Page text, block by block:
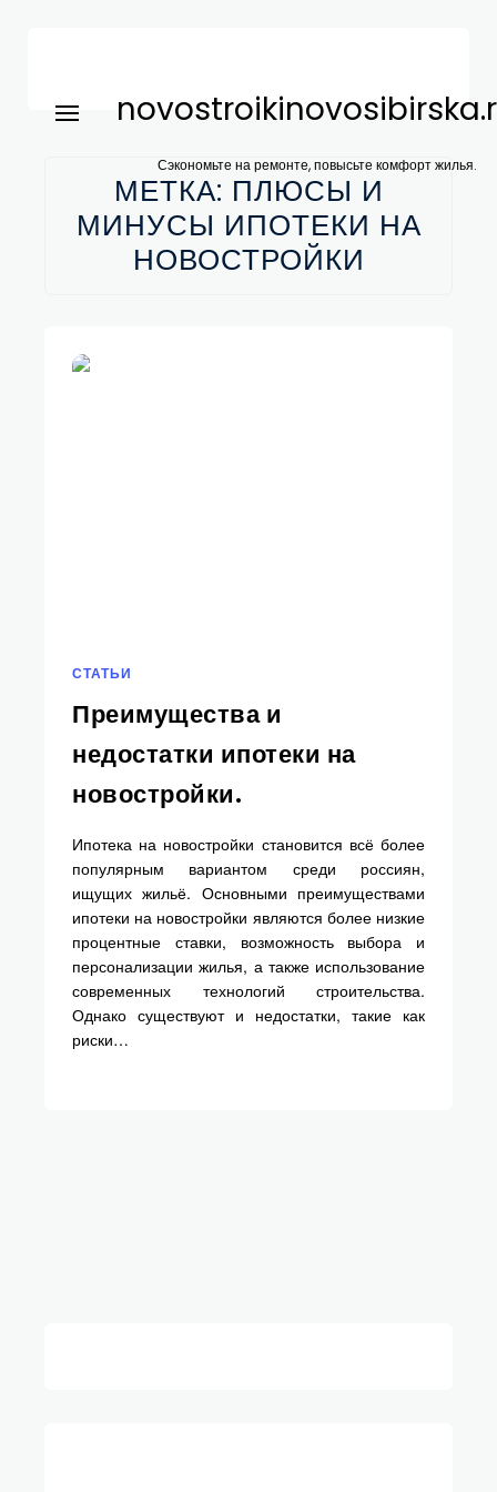
Сэкономьте на ремонте, повысьте комфорт жилья.
МЕТКА: ПЛЮСЫ И
МИНУСЫ ИПОТЕКИ НА
НОВОСТРОЙКИ
СТАТЬИ
Преимущества и
недостатки ипотеки на
новостройки.
Ипотека на новостройки становится всё более
популярным вариантом среди россиян,
ищущих жильё. Основными преимуществами
ипотеки на новостройки являются более низкие
процентные ставки, возможность выбора и
персонализации жилья, а также использование
современных технологий строительства.
Однако существуют и недостатки, такие как
риски…